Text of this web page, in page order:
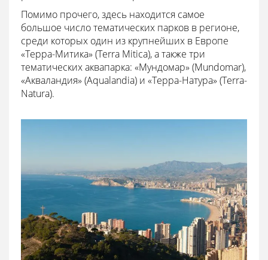
Помимо прочего, здесь находится самое
большое число тематических парков в регионе,
среди которых один из крупнейших в Европе
«Терра-Митика» (Terra Mitica), а также три
тематических аквапарка: «Мундомар» (Mundomar),
«Акваландия» (Aqualandia) и «Терра-Натура» (Terra-
Natura).